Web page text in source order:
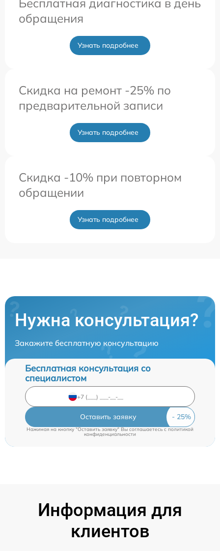
Бесплатная диагностика в день
обращения
Узнать подробнее
Скидка на ремонт -25% по
предварительной записи
Узнать подробнее
Скидка -10% при повторном
обращении
Узнать подробнее
Нужна консультация?
Закажите бесплатную консультацию
Бесплатная консультация со
специалистом
Оставить заявку
Нажимая на кнопку "Оставить заявку" Вы соглашаетесь c политикой
конфиденциальности
Информация для
клиентов